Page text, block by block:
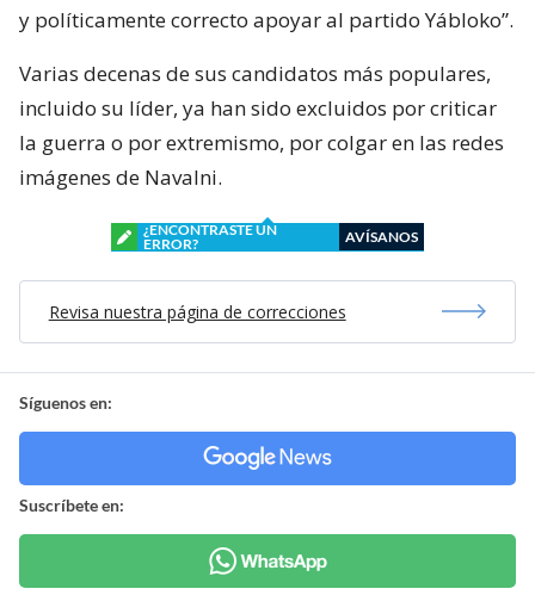
y políticamente correcto apoyar al partido Yábloko”.
Varias decenas de sus candidatos más populares,
incluido su líder, ya han sido excluidos por criticar
la guerra o por extremismo, por colgar en las redes
imágenes de Navalni.
¿ENCONTRASTE UN
ERROR?
AVÍSANOS
Revisa nuestra página de correcciones
Síguenos en:
Suscríbete en: